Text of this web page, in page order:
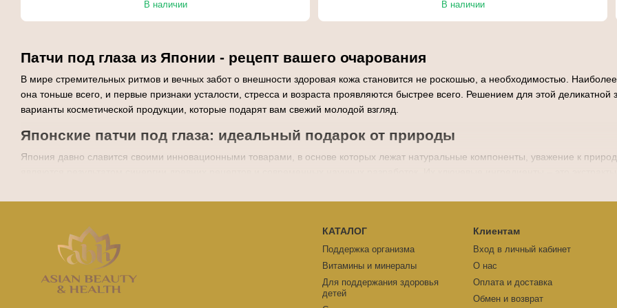
Патчи под глаза из Японии - рецепт вашего очарования
В мире стремительных ритмов и вечных забот о внешности здоровая кожа становится не роскошью, а необходимостью.
она тоньше всего, и первые признаки усталости, стресса и возраста проявляются быстрее всего. Решением для этой
варианты косметической продукции, которые подарят вам свежий молодой взгляд.
Японские патчи под глаза: идеальный подарок от природы
Япония давно славится своими инновационными товарами, в основе которых лежат натуральные компоненты, уважение к
Если вы хотите вернуть своей коже молодость и свежесть, патчи под глаза японские – это идеальный выбор. Вот несколько
Мгновенный эффект
. Уже после первого применения патчи снимают отёчность и уменьшают круги под глазами. Усталость
Глубокое увлажнение
. Благодаря высокому содержанию гиалуроновой кислоты, японские патчи создают условия для
обезвоживание.
В наличии В наличии
КАТАЛОГ
Поддержка организма
Витамины и минералы
Для поддержания здоровья
детей
Клиентам
Вход в личный кабинет
О нас
Оплата и доставка
Обмен и возврат